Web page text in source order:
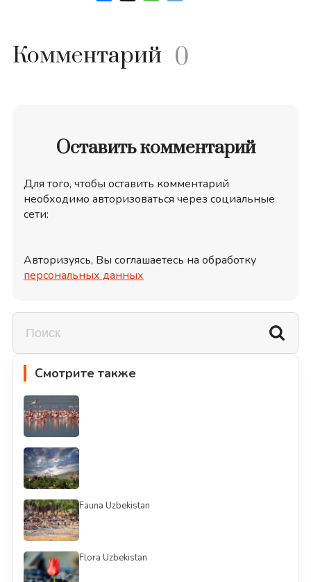
Комментарий 0
Оставить комментарий
Для того, чтобы оставить комментарий
необходимо авторизоваться через социальные
сети:
Авторизуясь, Вы соглашаетесь на обработку
персональных данных
Смотрите также
Fauna Uzbekistan
Flora Uzbekistan